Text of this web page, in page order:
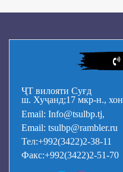
ҶТ вилояти Суғд
ш. Хуҷанд;17 мкр-н.,
Email: Info@tsulbp.tj,
Email: tsulbp@rambler.ru
Тел:+992(3422)2-38-11
Факс:+992(3422)2-51-70